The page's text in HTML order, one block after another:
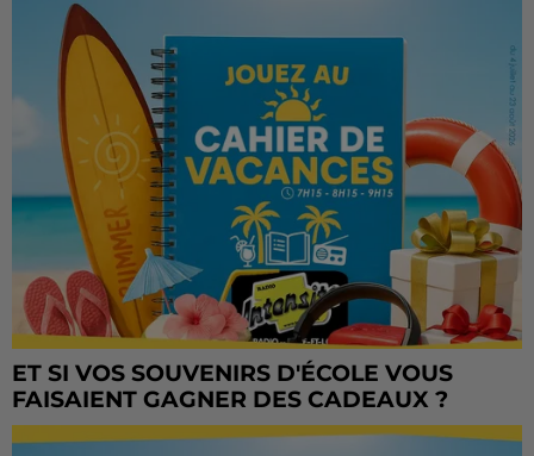
ET SI VOS SOUVENIRS D'ÉCOLE VOUS
FAISAIENT GAGNER DES CADEAUX ?